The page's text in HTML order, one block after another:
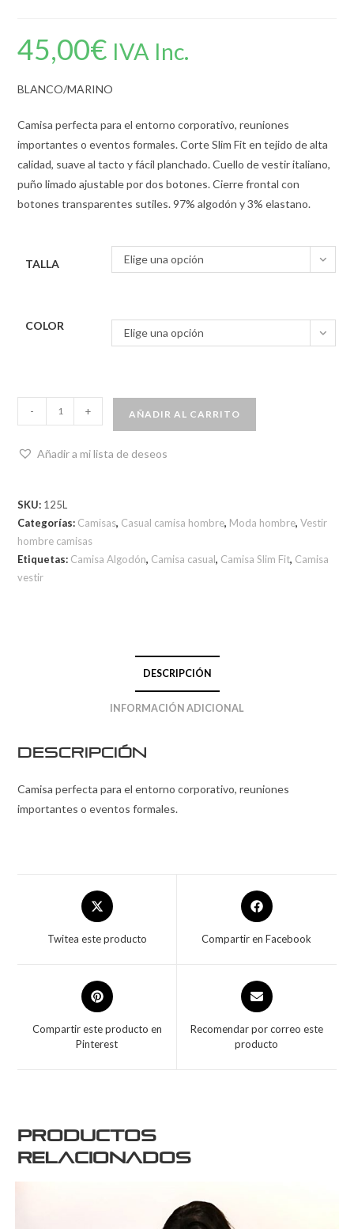
45,00€ IVA Inc.
BLANCO/MARINO
Camisa perfecta para el entorno corporativo, reuniones
importantes o eventos formales. Corte Slim Fit en tejido de alta
calidad, suave al tacto y fácil planchado. Cuello de vestir italiano,
puño limado ajustable por dos botones. Cierre frontal con
botones transparentes sutiles. 97% algodón y 3% elastano.
TALLA Elige una opción
COLOR
Elige una opción
- + AÑADIR AL CARRITO
Añadir a mi lista de deseos
SKU: 125L
Categorías: Camisas, Casual camisa hombre, Moda hombre,Vestir
hombre camisas
Etiquetas: Camisa Algodón, Camisa casual, Camisa Slim Fit, Camisa
vestir
DESCRIPCIÓN
INFORMACIÓN ADICIONAL
Descripción
Camisa perfecta para el entorno corporativo, reuniones
importantes o eventos formales.
Twitea este producto Compartir en Facebook
Compartir este producto en
Pinterest
Recomendar por correo este
producto
Productos
relacionados